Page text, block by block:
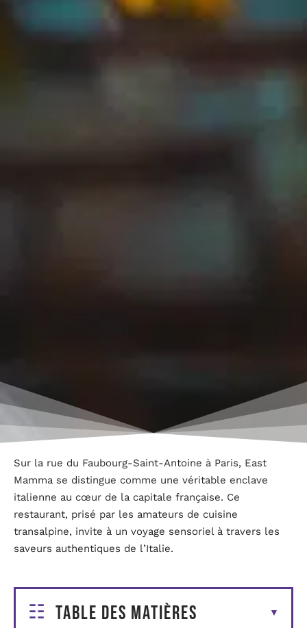
Sur la rue du Faubourg-Saint-Antoine à Paris, East
Mamma se distingue comme une véritable enclave
italienne au cœur de la capitale française. Ce
restaurant, prisé par les amateurs de cuisine
transalpine, invite à un voyage sensoriel à travers les
saveurs authentiques de l’Italie.
Table des matières